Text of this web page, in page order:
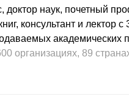
доктор наук, почетный
консультант и
академических
организациях, 89